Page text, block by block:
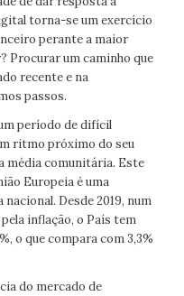
torna-se um exercício
perante a maior
Procurar um caminho que
recente e na
passos.
período de difícil
ritmo próximo do seu
média comunitária. Este
Europeia é uma
Desde 2019, num
inflação, o País tem
o que compara com 3,3%
do mercado de